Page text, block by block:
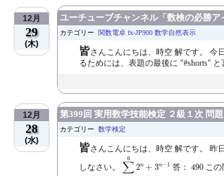
12月
29
(木)
ユーチューブチャンネル「数検の必勝
カテゴリー 関数電卓 fx-JP900 数学自然表示
皆さんこんにちは、時空 解です。 今
るためには、表題の最後に "#shorts"
12月
28
(水)
第399回 実用数学技能検定 ２級１次 問
カテゴリー 数学検定
皆さんこんにちは、時空 解です。 昨
しなさい。
6
∑ 2n + 3n−1
∑n =162n 3n− 1
答： 490
490この